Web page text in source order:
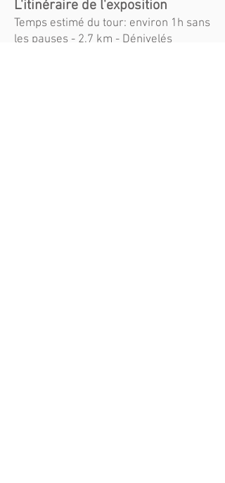
L'itinéraire de l'exposition
Temps estimé du tour: environ 1h sans
les pauses - 2.7 km - Dénivelés